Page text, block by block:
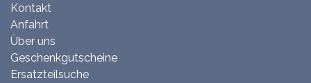
Kontakt
Anfahrt
Über uns
Geschenkgutscheine
Ersatzteilsuche